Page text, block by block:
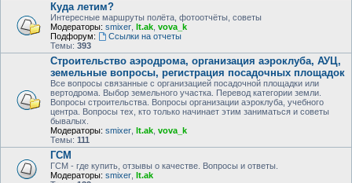
Куда летим?
Интересные маршруты полёта, фотоотчёты, советы
Модераторы: smixer lt.ak vova_k
Подфорум:
Ссылки на отчеты
Темы: 393
Строительство аэродрома, организация аэроклуба, АУЦ,
земельные вопросы, регистрация посадочных площадок
Все вопросы связанные с организацией посадочной площадки или
вертодрома. Выбор земельного участка. Перевод категории земли.
Вопросы строительства. Вопросы организации аэроклуба, учебного
центра. Вопросы тех, кто только начинает этим заниматься и советы
бывалых.
Модераторы: smixer lt.ak vova_k
Темы: 111
ГСМ
ГСМ - где купить, отзывы о качестве. Вопросы и ответы.
Модераторы: smixer lt.ak